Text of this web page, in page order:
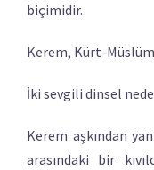
biçimidir.
Kerem, Kürt-
İki sevgili dinsel
Kerem aşkından
arasındaki bir